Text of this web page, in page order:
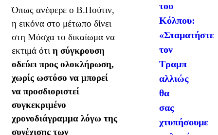
Όπως ανέφερε ο Β.Πούτιν,
η εικόνα στο μέτωπο δίνει
στη Μόσχα το δικαίωμα να
εκτιμά ότι η σύγκρουση
οδεύει προς ολοκλήρωση,
χωρίς ωστόσο να μπορεί
να προσδιοριστεί
συγκεκριμένο
χρονοδιάγραμμα λόγω της
συνέχισης των
του
Κόλπου:
«Σταματήστε
τον
Τραμπ
αλλιώς
θα
σας
χτυπήσουμε